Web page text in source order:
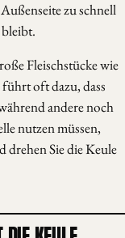
zu schnell
Fleischstücke wie
oft dazu, dass
andere noch
nutzen müssen,
drehen Sie die Keule